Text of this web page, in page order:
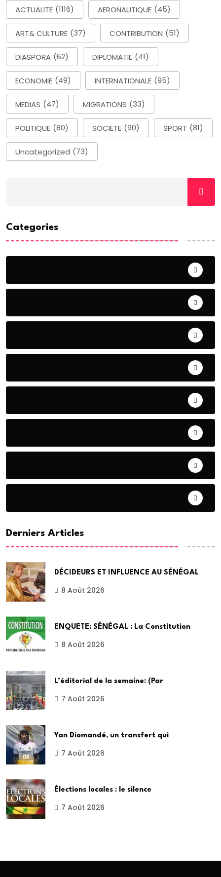
ACTUALITE (1116) AERONAUTIQUE (45)
ART& CULTURE (37) CONTRIBUTION (51)
DIASPORA (62) DIPLOMATIE (41)
ECONOMIE (49) INTERNATIONALE (95)
MEDIAS (47) MIGRATIONS (33)
POLITIQUE (80) SOCIETE (90) SPORT (81)
Uncategorized (73)
Categories
Derniers Articles
DÉCIDEURS ET INFLUENCE AU SÉNÉGAL
8 Août 2026
ENQUETE: SÉNÉGAL : La Constitution
8 Août 2026
L’éditorial de la semaine: (Par
7 Août 2026
Yan Diomandé, un transfert qui
7 Août 2026
Élections locales : le silence
7 Août 2026